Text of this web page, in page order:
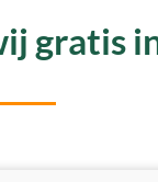
gratis